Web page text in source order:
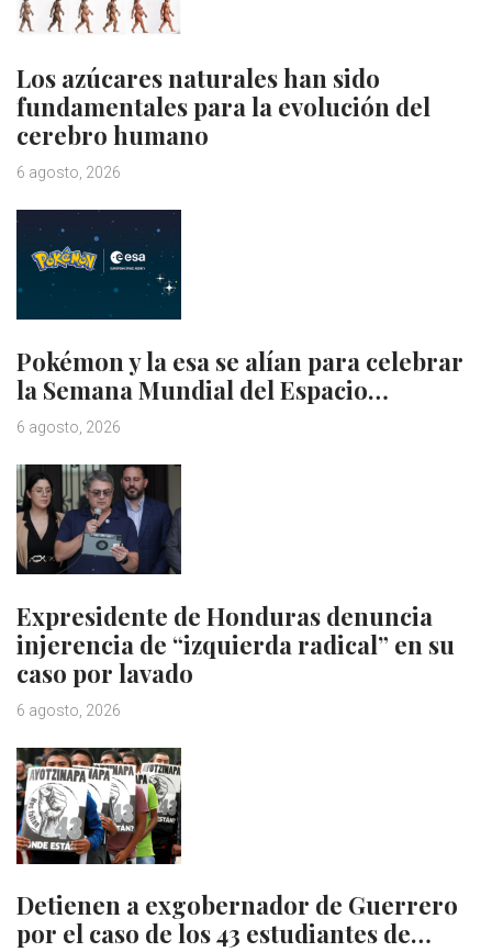
Los azúcares naturales han sido
fundamentales para la evolución del
cerebro humano
6 agosto, 2026
Pokémon y la esa se alían para celebrar
la Semana Mundial del Espacio…
6 agosto, 2026
Expresidente de Honduras denuncia
injerencia de “izquierda radical” en su
caso por lavado
6 agosto, 2026
Detienen a exgobernador de Guerrero
por el caso de los 43 estudiantes de…